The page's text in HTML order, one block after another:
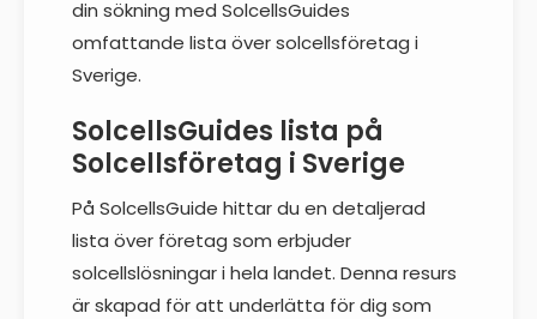
din sökning med SolcellsGuides
omfattande lista över solcellsföretag i
Sverige.
SolcellsGuides lista på
Solcellsföretag i Sverige
På SolcellsGuide hittar du en detaljerad
lista över företag som erbjuder
solcellslösningar i hela landet. Denna resurs
är skapad för att underlätta för dig som